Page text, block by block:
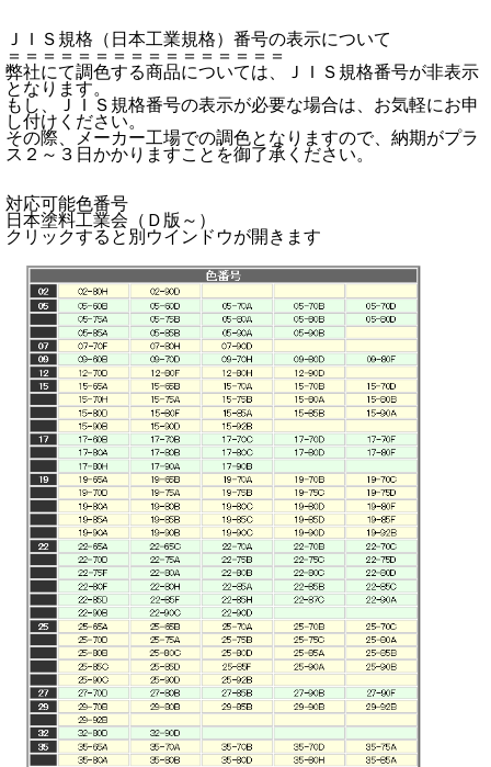
ＪＩＳ規格（日本工業規格）番号の表示について
＝＝＝＝＝＝＝＝＝＝＝＝＝＝＝＝
弊社にて調色する商品については、ＪＩＳ規格番号が非表示
となります。
もし、ＪＩＳ規格番号の表示が必要な場合は、お気軽にお申
し付けください。
その際、メーカー工場での調色となりますので、納期がプラ
ス２～３日かかりますことを御了承ください。
対応可能色番号
日本塗料工業会（Ｄ版～）
クリックすると別ウインドウが開きます